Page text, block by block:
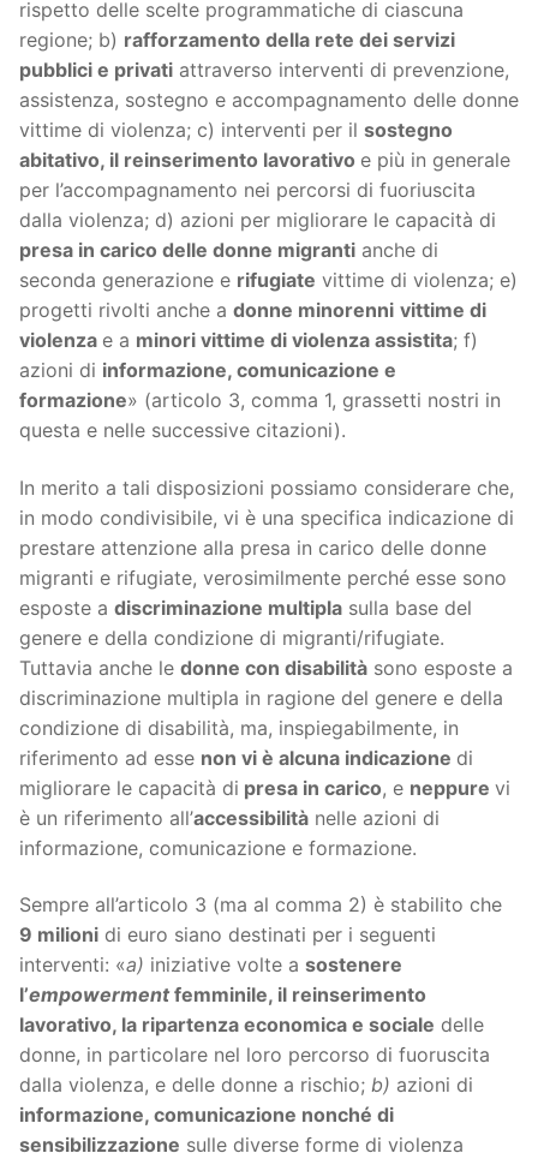
rispetto delle scelte programmatiche di ciascuna
regione; b) rafforzamento della rete dei servizi
pubblici e privati attraverso interventi di prevenzione,
assistenza, sostegno e accompagnamento delle donne
vittime di violenza; c) interventi per il sostegno
abitativo, il reinserimento lavorativo e più in generale
per l’accompagnamento nei percorsi di fuoriuscita
dalla violenza; d) azioni per migliorare le capacità di
presa in carico delle donne migranti anche di
seconda generazione e rifugiate vittime di violenza; e)
progetti rivolti anche a donne minorenni vittime di
violenza e a minori vittime di violenza assistita; f)
azioni di informazione, comunicazione e
formazione» (articolo 3, comma 1, grassetti nostri in
questa e nelle successive citazioni).
In merito a tali disposizioni possiamo considerare che,
in modo condivisibile, vi è una specifica indicazione di
prestare attenzione alla presa in carico delle donne
migranti e rifugiate, verosimilmente perché esse sono
esposte a discriminazione multipla sulla base del
genere e della condizione di migranti/rifugiate.
Tuttavia anche le donne con disabilità sono esposte a
discriminazione multipla in ragione del genere e della
condizione di disabilità, ma, inspiegabilmente, in
riferimento ad esse non vi è alcuna indicazione di
migliorare le capacità di presa in carico, e neppure vi
è un riferimento all’accessibilità nelle azioni di
informazione, comunicazione e formazione.
Sempre all’articolo 3 (ma al comma 2) è stabilito che
9 milioni di euro siano destinati per i seguenti
interventi: «a) iniziative volte a sostenere
l’empowermentfemminile, il reinserimento
lavorativo, la ripartenza economica e sociale delle
donne, in particolare nel loro percorso di fuoruscita
dalla violenza, e delle donne a rischio; b) azioni di
informazione, comunicazione nonché di
sensibilizzazione sulle diverse forme di violenza